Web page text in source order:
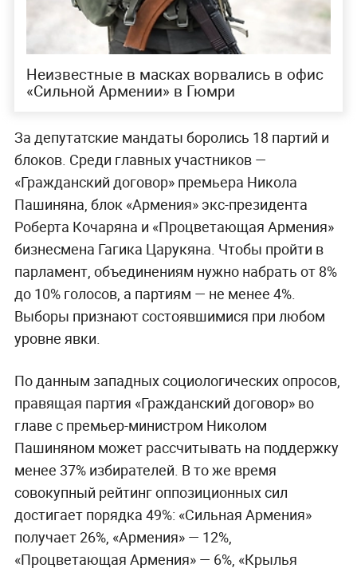
Неизвестные в масках ворвались в офис
«Сильной Армении» в Гюмри
За депутатские мандаты боролись 18 партий и
блоков. Среди главных участников —
«Гражданский договор» премьера Никола
Пашиняна, блок «Армения» экс-президента
Роберта Кочаряна и «Процветающая Армения»
бизнесмена Гагика Царукяна. Чтобы пройти в
парламент, объединениям нужно набрать от 8%
до 10% голосов, а партиям — не менее 4%.
Выборы признают состоявшимися при любом
уровне явки.
По данным западных социологических опросов,
правящая партия «Гражданский договор» во
главе с премьер-министром Николом
Пашиняном может рассчитывать на поддержку
менее 37% избирателей. В то же время
совокупный рейтинг оппозиционных сил
достигает порядка 49%: «Сильная Армения»
получает 26%, «Армения» — 12%,
«Процветающая Армения» — 6%, «Крылья